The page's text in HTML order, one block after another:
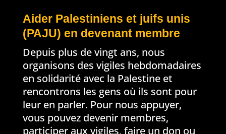
Aider Palestiniens et juifs unis
(PAJU) en devenant membre
Depuis plus de vingt ans, nous
organisons des vigiles hebdomadaires
en solidarité avec la Palestine et
rencontrons les gens où ils sont pour
leur en parler. Pour nous appuyer,
vous pouvez devenir membres,
participer aux vigiles, faire un don ou